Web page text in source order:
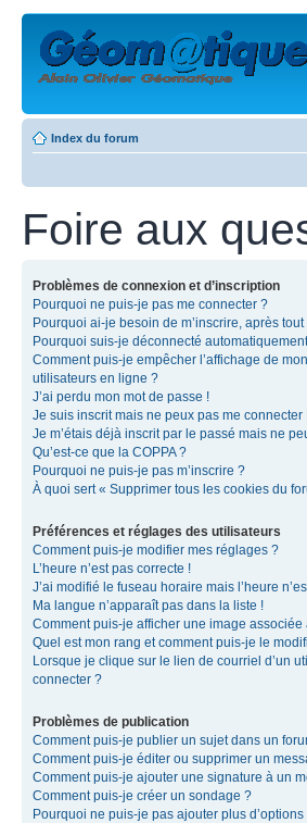
Index du forum
Foire aux
Problèmes de connexion et d’inscription
Pourquoi ne puis-je pas me connecter ?
Pourquoi ai-je besoin de m’inscrire, après tout
Pourquoi suis-je déconnecté
Comment puis-je empêcher l’affichage de
utilisateurs en ligne ?
J’ai perdu mon mot de passe !
Je suis inscrit mais ne peux pas me connecter
Je m’étais déjà inscrit par le passé mais ne
Qu’est-ce que la COPPA ?
Pourquoi ne puis-je pas m’inscrire ?
À quoi sert « Supprimer tous les cookies du
Préférences et réglages des utilisateurs
Comment puis-je modifier mes réglages ?
L’heure n’est pas correcte !
J’ai modifié le fuseau horaire mais l’heure
Ma langue n’apparaît pas dans la liste !
Comment puis-je afficher une image associée
Quel est mon rang et comment puis-je le
Lorsque je clique sur le lien de courriel d’un
connecter ?
Problèmes de publication
Comment puis-je publier un sujet dans un
Comment puis-je éditer ou supprimer un
Comment puis-je ajouter une signature à un
Comment puis-je créer un sondage ?
Pourquoi ne puis-je pas ajouter plus